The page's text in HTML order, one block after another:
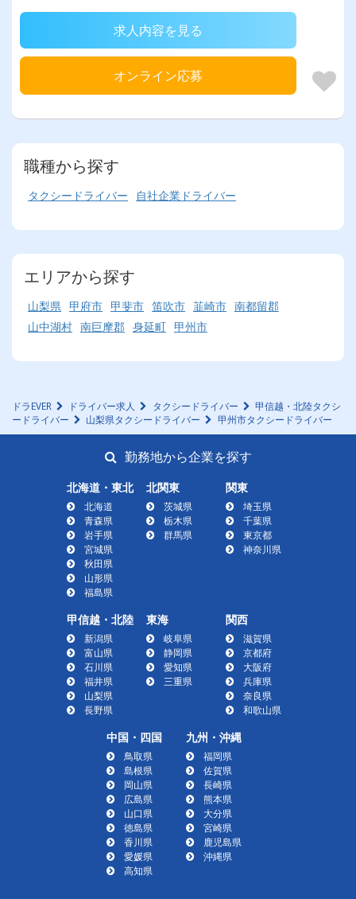
求人内容を見る
オンライン応募
職種から探す
タクシードライバー 自社企業ドライバー
エリアから探す
山梨県 甲府市 甲斐市 笛吹市 韮崎市 南都留郡
山中湖村 南巨摩郡 身延町 甲州市
ドラEVER ドライバー求人 タクシードライバー
甲信越・北陸タクシ
ードライバー
山梨県タクシードライバー 甲州市タクシードライバー
勤務地から企業を探す
北海道・東北
北海道
青森県
岩手県
宮城県
秋田県
山形県
福島県
北関東
茨城県
栃木県
群馬県
関東
埼玉県
千葉県
東京都
神奈川県
甲信越・北陸
新潟県
富山県
石川県
福井県
山梨県
長野県
東海
岐阜県
静岡県
愛知県
三重県
関西
滋賀県
京都府
大阪府
兵庫県
奈良県
和歌山県
中国・四国
鳥取県
島根県
岡山県
広島県
山口県
徳島県
香川県
愛媛県
高知県
九州・沖縄
福岡県
佐賀県
長崎県
熊本県
大分県
宮崎県
鹿児島県
沖縄県